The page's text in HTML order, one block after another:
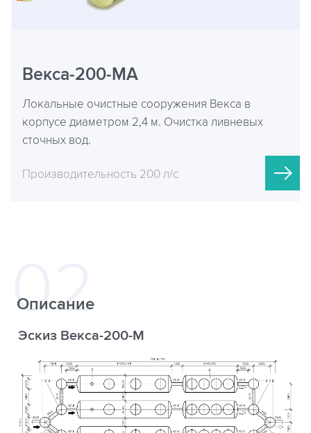
Векса-200-МА
Локальные очистные сооружения Векса в
корпусе диаметром 2,4 м. Очистка ливневых
сточных вод.
Производительность 200 л/с
Описание
Эскиз Векса-200-М